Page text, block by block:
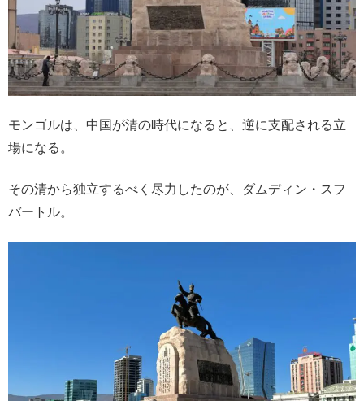
モンゴルは、中国が清の時代になると、逆に支配される立
場になる。
その清から独立するべく尽力したのが、ダムディン・スフ
バートル。